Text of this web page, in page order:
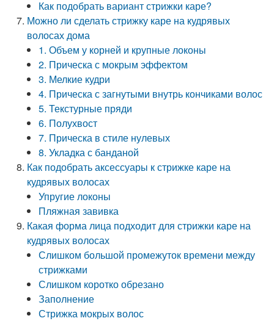
Как подобрать вариант стрижки каре?
Можно ли сделать стрижку каре на кудрявых
волосах дома
1. Объем у корней и крупные локоны
2. Прическа с мокрым эффектом
3. Мелкие кудри
4. Прическа с загнутыми внутрь кончиками волос
5. Текстурные пряди
6. Полухвост
7. Прическа в стиле нулевых
8. Укладка с банданой
Как подобрать аксессуары к стрижке каре на
кудрявых волосах
Упругие локоны
Пляжная завивка
Какая форма лица подходит для стрижки каре на
кудрявых волосах
Слишком большой промежуток времени между
стрижками
Слишком коротко обрезано
Заполнение
Стрижка мокрых волос